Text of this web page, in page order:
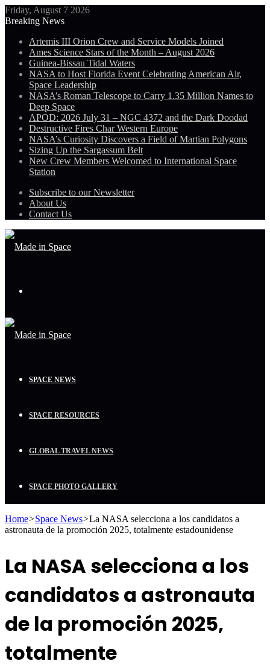
Friday, August 7 2026
Breaking News
Artemis III Orion Crew and Service Models Joined
Ames Science Stars of the Month – August 2026
Guinea-Bissau Tidal Waters
NASA to Host Florida Event Celebrating American Air,
Space Leadership
NASA’s Roman Telescope to Carry 1.35 Million Names to
Deep Space
APOD: 2026 July 31 – NGC 4372 and the Dark Doodad
Destructive Fires Char Western Europe
NASA’s Curiosity Discovers a Field of Martian Polygons
Sizing Up the Sargassum Belt
New Crew Members Welcomed to International Space
Station
Subscribe to our Newsletter
About Us
Contact Us
SPACE NEWS
SPACE RESOURCES
GLOBAL TRAVEL NEWS
SPACE PHOTO GALLERY
Home>Space News>La NASA selecciona a los candidatos a
astronauta de la promoción 2025, totalmente estadounidense
La NASA selecciona a los
candidatos a astronauta
de la promoción 2025,
totalmente